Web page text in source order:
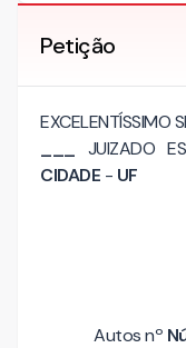
Petição
EXCELENTÍSSIMO
JUIZADO
CIDADE - UF
Autos nº